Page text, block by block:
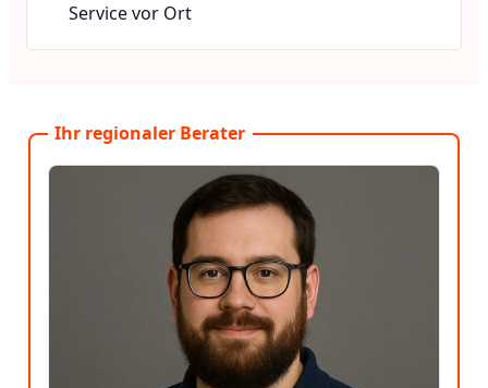
Service vor Ort
Ihr regionaler Berater